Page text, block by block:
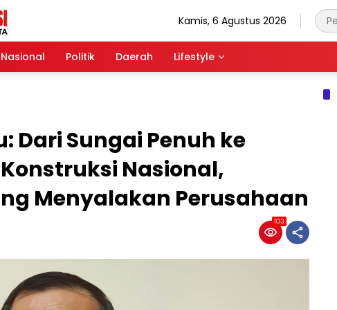
Kamis, 6 Agustus 2026
Nasional Politik Daerah Lifestyle
Dari Sungai Penuh ke
Nasional,
Menyalakan Perusahaan
103